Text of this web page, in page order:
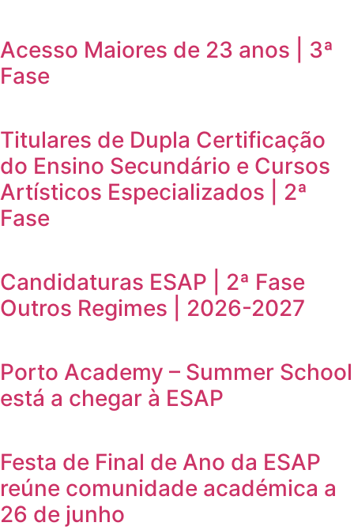
Acesso Maiores de 23 anos | 3ª
Fase
Titulares de Dupla Certificação
do Ensino Secundário e Cursos
Artísticos Especializados | 2ª
Fase
Candidaturas ESAP | 2ª Fase
Outros Regimes | 2026-2027
Porto Academy – Summer School
está a chegar à ESAP
Festa de Final de Ano da ESAP
reúne comunidade académica a
26 de junho